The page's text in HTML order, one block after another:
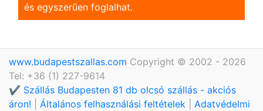
és egyszerũen foglalhat.
www.budapestszallas.com Copyright © 2002 - 2026
Tel: +36 (1) 227-9614
✔️ Szállás Budapesten 81 db olcsó szállás - akciós
áron!
Általános felhasználási feltételek
Adatvédelmi